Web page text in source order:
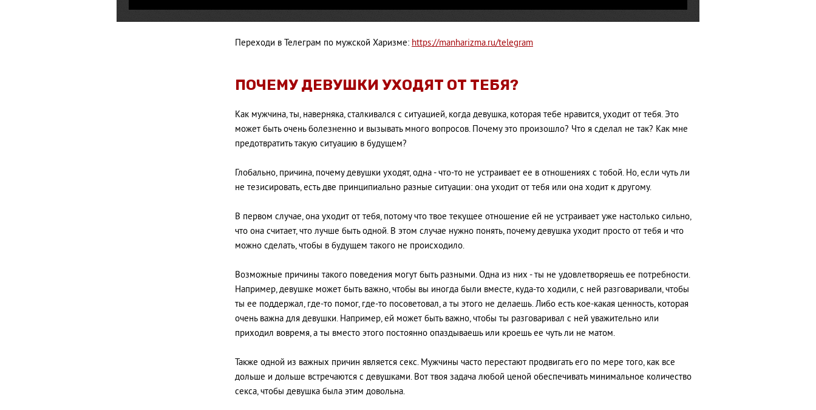
Переходи в Телеграм по мужской Харизме: https://manharizma.ru/telegram
ПОЧЕМУ ДЕВУШКИ УХОДЯТ ОТ ТЕБЯ?
Как мужчина, ты, наверняка, сталкивался с ситуацией, когда девушка, которая тебе нравится, уходит от тебя. Это
может быть очень болезненно и вызывать много вопросов. Почему это произошло? Что я сделал не так? Как мне
предотвратить такую ситуацию в будущем?
Глобально, причина, почему девушки уходят, одна - что-то не устраивает ее в отношениях с тобой. Но, если чуть ли
не тезисировать, есть две принципиально разные ситуации: она уходит от тебя или она ходит к другому.
В первом случае, она уходит от тебя, потому что твое текущее отношение ей не устраивает уже настолько сильно,
что она считает, что лучше быть одной. В этом случае нужно понять, почему девушка уходит просто от тебя и что
можно сделать, чтобы в будущем такого не происходило.
Возможные причины такого поведения могут быть разными. Одна из них - ты не удовлетворяешь ее потребности.
Например, девушке может быть важно, чтобы вы иногда были вместе, куда-то ходили, с ней разговаривали, чтобы
ты ее поддержал, где-то помог, где-то посоветовал, а ты этого не делаешь. Либо есть кое-какая ценность, которая
очень важна для девушки. Например, ей может быть важно, чтобы ты разговаривал с ней уважительно или
приходил вовремя, а ты вместо этого постоянно опаздываешь или кроешь ее чуть ли не матом.
Также одной из важных причин является секс. Мужчины часто перестают продвигать его по мере того, как все
дольше и дольше встречаются с девушками. Вот твоя задача любой ценой обеспечивать минимальное количество
секса, чтобы девушка была этим довольна.